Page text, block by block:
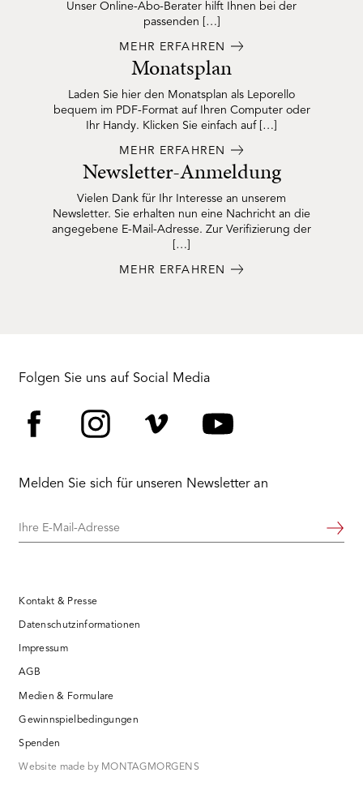
Unser Online-Abo-Berater hilft Ihnen bei der
passenden […]
MEHR ERFAHREN
Monatsplan
Laden Sie hier den Monatsplan als Leporello
bequem im PDF-Format auf Ihren Computer oder
Ihr Handy. Klicken Sie einfach auf […]
MEHR ERFAHREN
Newsletter-Anmeldung
Vielen Dank für Ihr Interesse an unserem
Newsletter. Sie erhalten nun eine Nachricht an die
angegebene E-Mail-Adresse. Zur Verifizierung der
[…]
MEHR ERFAHREN
Folgen Sie uns auf Social Media
Melden Sie sich für unseren Newsletter an
Ihre
Weiter
Kontakt & Presse
Datenschutzinformationen
Impressum
AGB
Medien & Formulare
Gewinnspielbedingungen
Spenden
Website made by MONTAGMORGENS